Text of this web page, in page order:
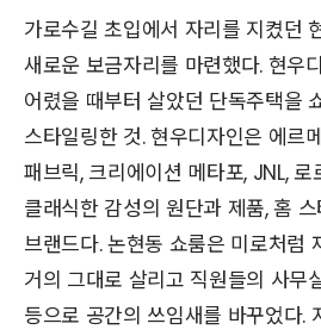
가로수길 초입에서 자리를 지켰던
새로운 보금자리를 마련했다. 현우
어렸을 때부터 살았던 단독주택을
스타일링한 것. 현우디자인은 에르
패브릭, 크리에이션 메타포, JNL,
클래식한 감성의 원단과 제품, 홈
브랜드다. 논현동 쇼룸은 미로처럼
거의 그대로 살리고 직원들의 사무
등으로 공간의 쓰임새를 바꾸었다.